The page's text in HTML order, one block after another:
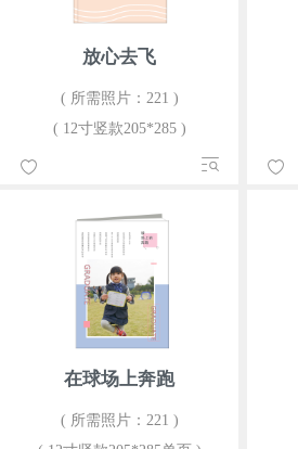
放心去飞
( 所需照片：221 )
( 12寸竖款205*285 )
在球场上奔跑
( 所需照片：221 )